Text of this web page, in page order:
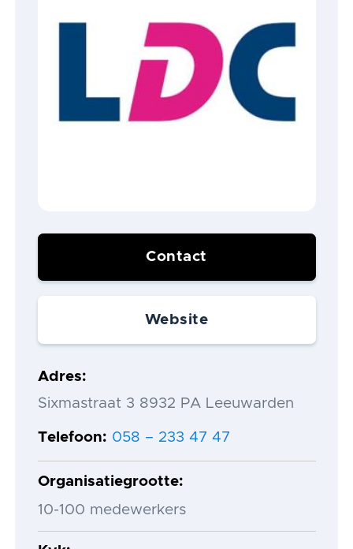
Contact
Website
Adres
Sixmastraat 3 8932 PA Leeuwarden
Telefoon 058 – 233 47 47
Organisatiegrootte
10-100 medewerkers